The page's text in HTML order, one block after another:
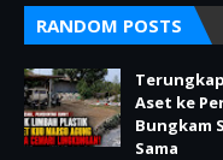
RANDOM POSTS
Aset ke
Bungkam
Sama